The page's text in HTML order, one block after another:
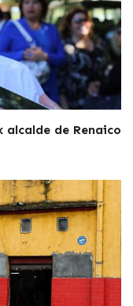
alcalde de Renaico